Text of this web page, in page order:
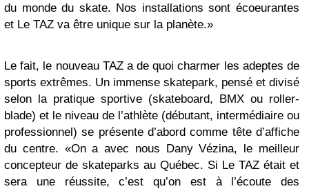
du monde du skate. Nos installations sont écoeurantes
et Le TAZ va être unique sur la planète.»
Le fait, le nouveau TAZ a de quoi charmer les adeptes de
sports extrêmes. Un immense skatepark, pensé et divisé
selon la pratique sportive (skateboard, BMX ou roller-
blade) et le niveau de l’athlète (débutant, intermédiaire ou
professionnel) se présente d’abord comme tête d’affiche
du centre. «On a avec nous Dany Vézina, le meilleur
concepteur de skateparks au Québec. Si Le TAZ était et
sera une réussite, c’est qu’on est à l’écoute des